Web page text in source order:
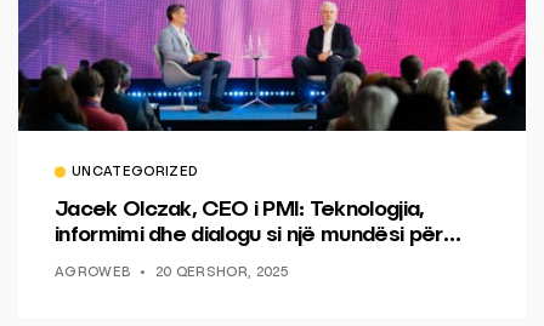
UNCATEGORIZED
Jacek Olczak, CEO i PMI: Teknologjia,
informimi dhe dialogu si një mundësi për
AGROWEB 20 QERSHOR, 2025